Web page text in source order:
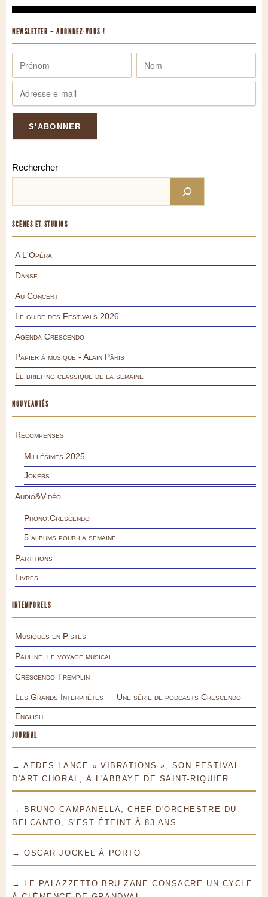
NEWSLETTER – ABONNEZ-VOUS !
Rechercher
SCÈNES ET STUDIOS
A L'Opéra
Danse
Au Concert
Le guide des Festivals 2026
Agenda Crescendo
Papier à musique - Alain Pâris
Le briefing classique de la semaine
NOUVEAUTÉS
Récompenses
Millésimes 2025
Jokers
Audio&Vidéo
Phono.Crescendo
5 albums pour la semaine
Partitions
Livres
INTEMPORELS
Musiques en Pistes
Pauline, le voyage musical
Crescendo Tremplin
Les Grands Interprètes — Une série de podcasts Crescendo
English
JOURNAL
→ AEDES LANCE « VIBRATIONS », SON FESTIVAL
D'ART CHORAL, À L'ABBAYE DE SAINT-RIQUIER
→ BRUNO CAMPANELLA, CHEF D'ORCHESTRE DU
BELCANTO, S'EST ÉTEINT À 83 ANS
→ OSCAR JOCKEL À PORTO
→ LE PALAZZETTO BRU ZANE CONSACRE UN CYCLE